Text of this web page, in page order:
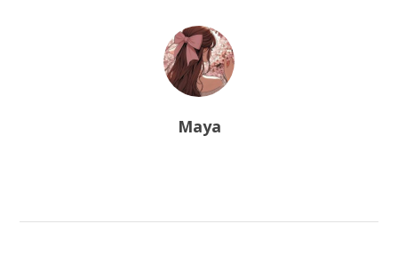
Maya